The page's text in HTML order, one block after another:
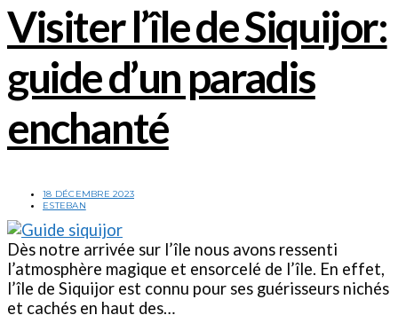
Visiter l’île de Siquijor:
guide d’un paradis
enchanté
18 DÉCEMBRE 2023
ESTEBAN
Dès notre arrivée sur l’île nous avons ressenti
l’atmosphère magique et ensorcelé de l’île. En effet,
l’île de Siquijor est connu pour ses guérisseurs nichés
et cachés en haut des…